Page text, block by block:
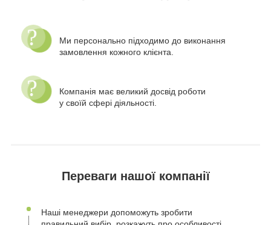
Ми персонально підходимо до виконання
замовлення кожного клієнта.
Компанія має великий досвід роботи
у своїй сфері діяльності.
Переваги нашої компанії
Наші менеджери допоможуть зробити